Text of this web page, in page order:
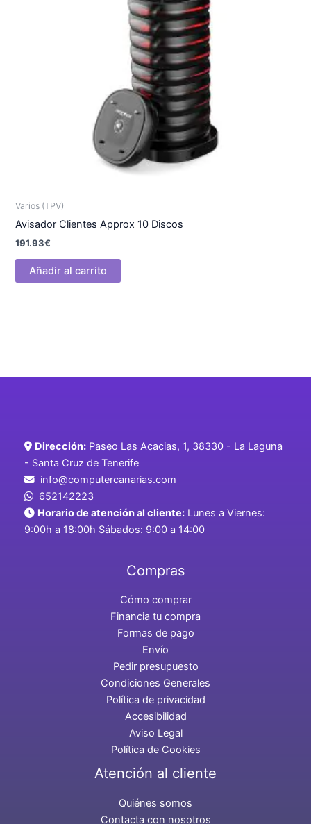
Varios (TPV)
Avisador Clientes Approx 10 Discos
191.93€
Añadir al carrito
Dirección: Paseo Las Acacias, 1, 38330 - La Laguna
- Santa Cruz de Tenerife
info@computercanarias.com
652142223
Horario de atención al cliente: Lunes a Viernes:
9:00h a 18:00h Sábados: 9:00 a 14:00
Compras
Cómo comprar
Financia tu compra
Formas de pago
Envío
Pedir presupuesto
Condiciones Generales
Política de privacidad
Accesibilidad
Aviso Legal
Política de Cookies
Atención al cliente
Quiénes somos
Contacta con nosotros